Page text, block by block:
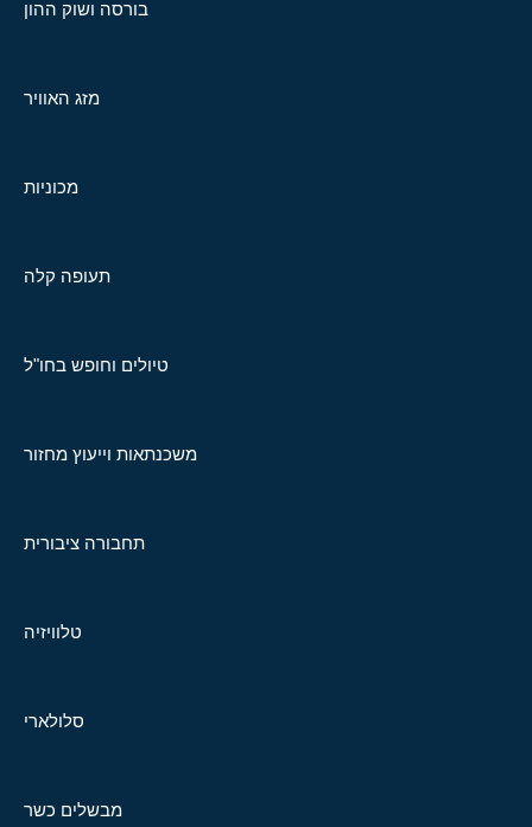
בורסה ושוק ההון
מזג האוויר
מכוניות
תעופה קלה
טיולים וחופש בחו"ל
משכנתאות וייעוץ מחזור
תחבורה ציבורית
טלוויזיה
סלולארי
מבשלים כשר